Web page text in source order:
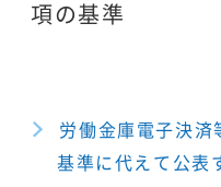
項の基準
労働金庫電子決済
基準に代えて公表